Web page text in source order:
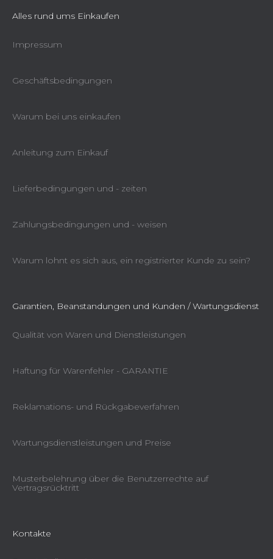
Alles rund ums Einkaufen
Impressum
Geschäftsbedingungen
Warum bei uns einkaufen
Anleitung zum Einkauf
Lieferbedingungen und - zeiten
Zahlungsbedingungen und - weisen
Warum lohnt es sich aus, ein registrierter Kunde zu sein?
Garantien, Beanstandungen und Kunden / Wartungsdienst
Qualität von Waren und Dienstleistungen
Haftung für Warenfehler - GARANTIE
Reklamations- und Rückgabeverfahren
Wartungsdienstleistungen und Preise
Musterbelehrung über die Benutzerrechte auf
Vertragsrücktritt
Kontakte